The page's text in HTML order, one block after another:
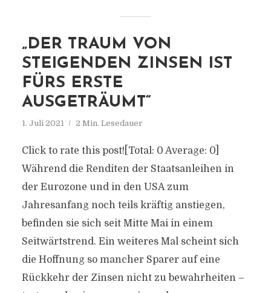
„DER TRAUM VON
STEIGENDEN ZINSEN IST
FÜRS ERSTE
AUSGETRÄUMT“
1. Juli 2021 2 Min. Lesedauer
Click to rate this post![Total: 0 Average: 0]
Während die Renditen der Staatsanleihen in
der Eurozone und in den USA zum
Jahresanfang noch teils kräftig anstiegen,
befinden sie sich seit Mitte Mai in einem
Seitwärtstrend. Ein weiteres Mal scheint sich
die Hoffnung so mancher Sparer auf eine
Rückkehr der Zinsen nicht zu bewahrheiten –